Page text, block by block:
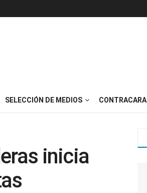
SELECCIÓN DE MEDIOS CONTRACARA
inicia